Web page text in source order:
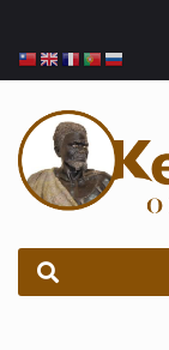
PROCURAR